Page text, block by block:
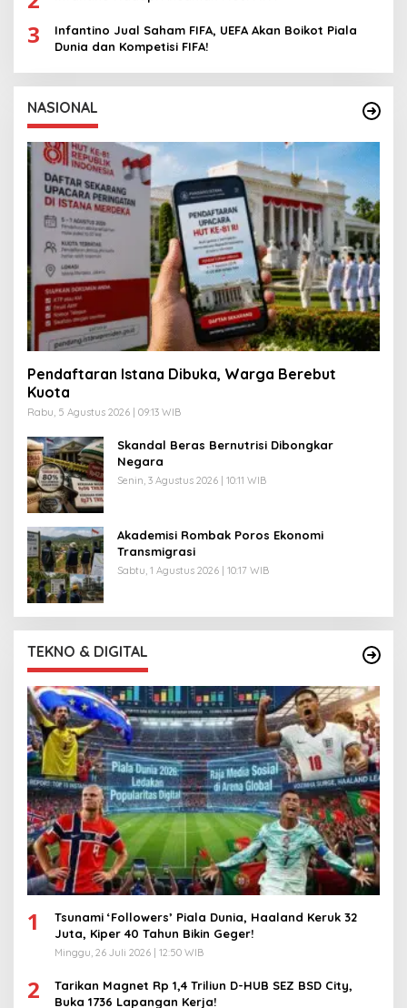
3
Infantino Jual Saham FIFA, UEFA Akan Boikot Piala
Dunia dan Kompetisi FIFA!
NASIONAL
Pendaftaran Istana Dibuka, Warga Berebut
Kuota
Rabu, 5 Agustus 2026 | 09:13 WIB
Skandal Beras Bernutrisi Dibongkar
Negara
Senin, 3 Agustus 2026 | 10:11 WIB
Akademisi Rombak Poros Ekonomi
Transmigrasi
Sabtu, 1 Agustus 2026 | 10:17 WIB
TEKNO & DIGITAL
1
Tsunami ‘Followers’ Piala Dunia, Haaland Keruk 32
Juta, Kiper 40 Tahun Bikin Geger!
Minggu, 26 Juli 2026 | 12:50 WIB
2
Tarikan Magnet Rp 1,4 Triliun D-HUB SEZ BSD City,
Buka 1736 Lapangan Kerja!